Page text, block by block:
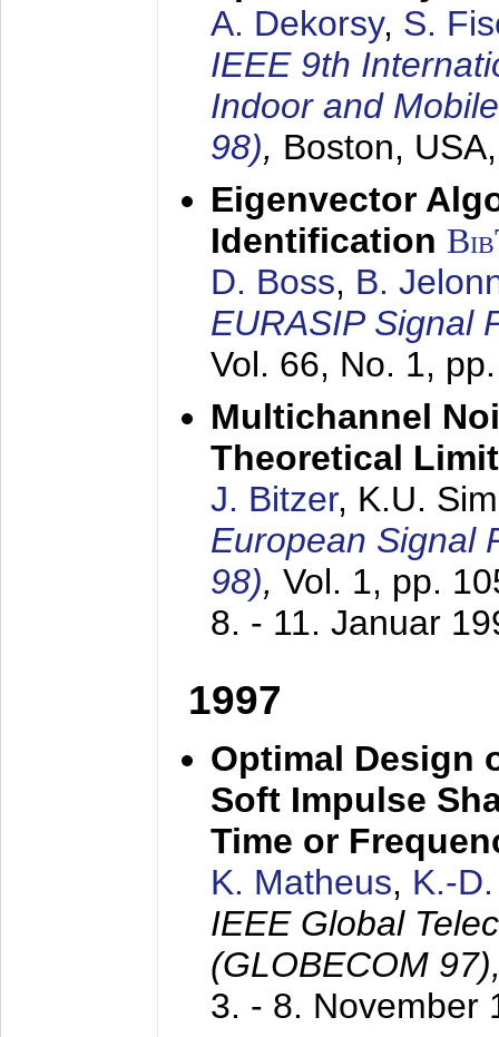
A. Dekorsy, S.
IEEE 9th
Indoor and
98), Boston,
Eigenvector
Identification
D. Boss, B.
EURASIP Signal
Vol. 66, No. 1,
Multichannel
Theoretical
J. Bitzer, K.U.
European Signal
98), Vol. 1, pp.
8. - 11. Januar
1997
Optimal Design
Soft Impulse
Time or
K. Matheus, K.-
IEEE Global
(GLOBECOM
3. - 8. November